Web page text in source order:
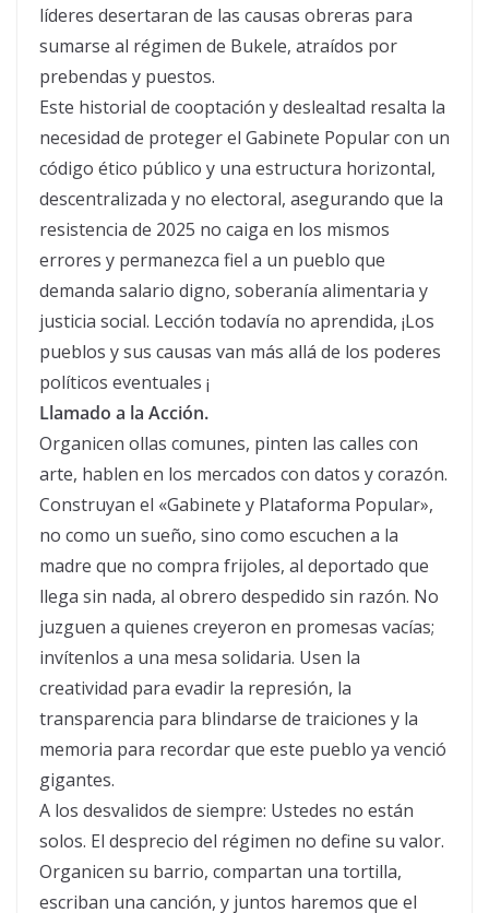
líderes desertaran de las causas obreras para
sumarse al régimen de Bukele, atraídos por
prebendas y puestos.
Este historial de cooptación y deslealtad resalta la
necesidad de proteger el Gabinete Popular con un
código ético público y una estructura horizontal,
descentralizada y no electoral, asegurando que la
resistencia de 2025 no caiga en los mismos
errores y permanezca fiel a un pueblo que
demanda salario digno, soberanía alimentaria y
justicia social. Lección todavía no aprendida, ¡Los
pueblos y sus causas van más allá de los poderes
políticos eventuales ¡
Llamado a la Acción.
Organicen ollas comunes, pinten las calles con
arte, hablen en los mercados con datos y corazón.
Construyan el «Gabinete y Plataforma Popular»,
no como un sueño, sino como escuchen a la
madre que no compra frijoles, al deportado que
llega sin nada, al obrero despedido sin razón. No
juzguen a quienes creyeron en promesas vacías;
invítenlos a una mesa solidaria. Usen la
creatividad para evadir la represión, la
transparencia para blindarse de traiciones y la
memoria para recordar que este pueblo ya venció
gigantes.
A los desvalidos de siempre: Ustedes no están
solos. El desprecio del régimen no define su valor.
Organicen su barrio, compartan una tortilla,
escriban una canción, y juntos haremos que el